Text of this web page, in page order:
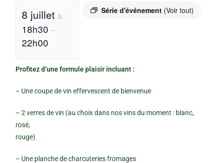
Série d'événement (Voir tout)
8 juillet à
18h30–
22h00
Profitez d’une formule plaisir incluant :
– Une coupe de vin effervescent de bienvenue
– 2 verres de vin (au choix dans nos vins du moment : blanc,
rosé,
rouge)
– Une planche de charcuteries fromages